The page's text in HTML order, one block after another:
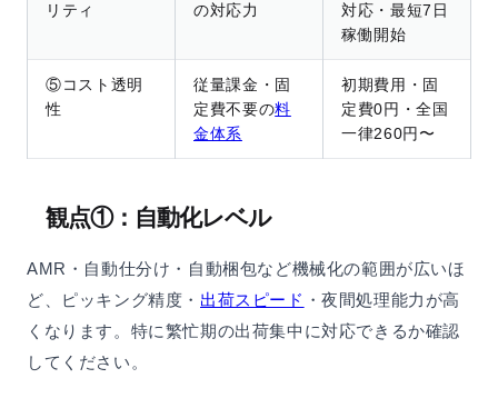
リティ
の対応力
対応・最短7日
稼働開始
⑤コスト透明
性
従量課金・固
定費不要の料
金体系
初期費用・固
定費0円・全国
一律260円〜
観点①：自動化レベル
AMR・自動仕分け・自動梱包など機械化の範囲が広いほ
ど、ピッキング精度・ 出荷スピード ・夜間処理能力が高
くなります。特に繁忙期の出荷集中に対応できるか確認
してください。